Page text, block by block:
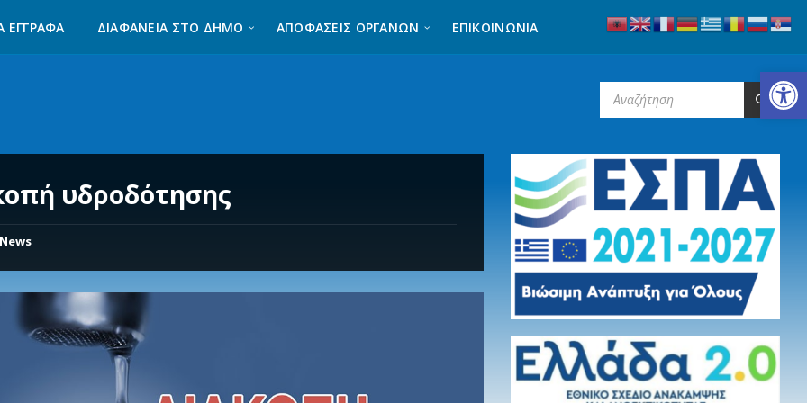
Ανοίξτε τη γραμμή εργαλείων
ΈΓΓΡΑΦΑ ΔΙΑΦΆΝΕΙΑ ΣΤΟ ΔΉΜΟ ΑΠΟΦΑΣΕΙΣ ΟΡΓΑΝΩΝ ΕΠΙΚΟΙΝΩΝΊΑ
υδροδότησης
News